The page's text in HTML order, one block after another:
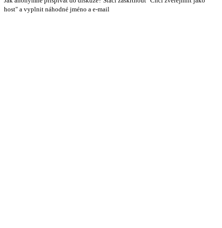
host" a vyplnit náhodné jméno a e-mail